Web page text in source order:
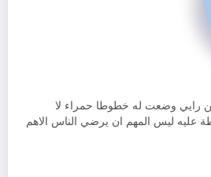
رايي وضعت له خطوطا حمراء لا
عليه ليس المهم ان يرضي الناس الاهم